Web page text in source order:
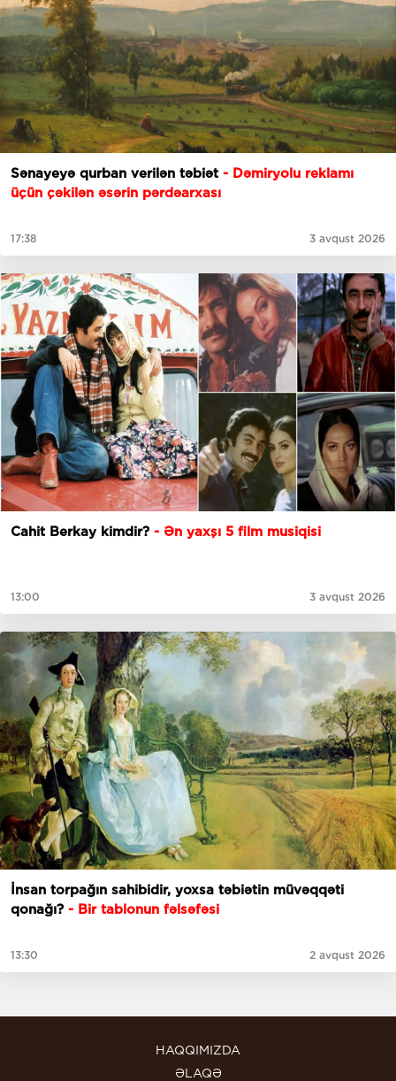
Sənayeyə qurban verilən təbiət - Dəmiryolu reklamı
üçün çəkilən əsərin pərdəarxası
17:38 3 avqust 2026
Cahit Berkay kimdir? - Ən yaxşı 5 film musiqisi
13:00 3 avqust 2026
İnsan torpağın sahibidir, yoxsa təbiətin müvəqqəti
qonağı? - Bir tablonun fəlsəfəsi
13:30 2 avqust 2026
HAQQIMIZDA
ƏLAQƏ